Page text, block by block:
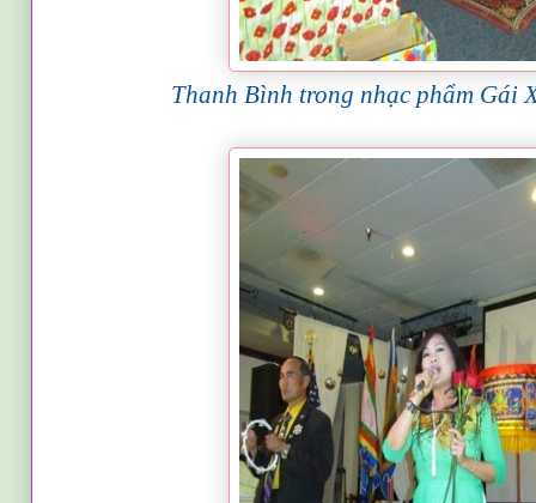
Thanh Bình trong nhạc phẩm Gái